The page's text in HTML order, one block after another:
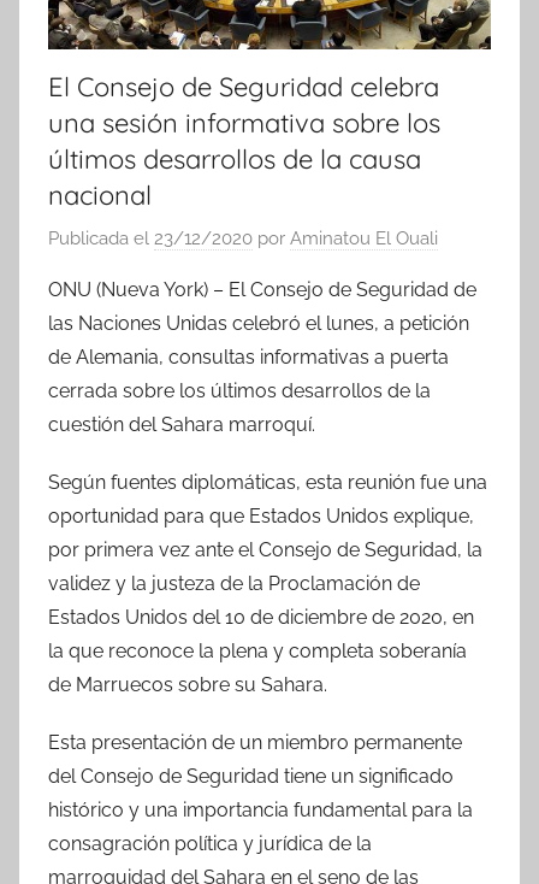
El Consejo de Seguridad celebra
una sesión informativa sobre los
últimos desarrollos de la causa
nacional
Publicada el 23/12/2020 por Aminatou El Ouali
ONU (Nueva York) – El Consejo de Seguridad de
las Naciones Unidas celebró el lunes, a petición
de Alemania, consultas informativas a puerta
cerrada sobre los últimos desarrollos de la
cuestión del Sahara marroquí.
Según fuentes diplomáticas, esta reunión fue una
oportunidad para que Estados Unidos explique,
por primera vez ante el Consejo de Seguridad, la
validez y la justeza de la Proclamación de
Estados Unidos del 10 de diciembre de 2020, en
la que reconoce la plena y completa soberanía
de Marruecos sobre su Sahara.
Esta presentación de un miembro permanente
del Consejo de Seguridad tiene un significado
histórico y una importancia fundamental para la
consagración política y jurídica de la
marroquidad del Sahara en el seno de las